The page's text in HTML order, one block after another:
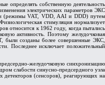
собственную деятельность
электрических параметров ЭКС
(режимы VAT, VDD, AAI и DDD) путем
стимуляция нормализует
относится к 1962 году, когда пытались
активность. Поэтому желудочковая
были созданы более совершенные ЭКС,
Последнее исключает положительный
желудочковую синхронизацию
слабости синусно-предсердного узла
детекторов (сенсоров), реагирующих на